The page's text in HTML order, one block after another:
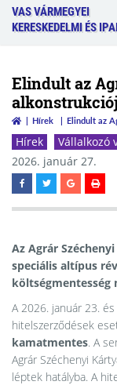
VAS VÁRMEGYEI
KERESKEDELMI ÉS
Elindult az
Hírek Elindult az
Hírek Vállalkozó
2026. január 27.
Az Agrár
speciális altípus
A 2026. január 23.
hitelszerződések
kamatmentes. A
Agrár Széchenyi
léptek hatályba. A